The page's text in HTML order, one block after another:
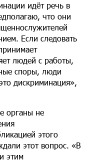
идёт речь в
что они
Если следовать
людей с работы,
споры, люди
дискриминация»,
органы не
этого
этот вопрос. «В
этим